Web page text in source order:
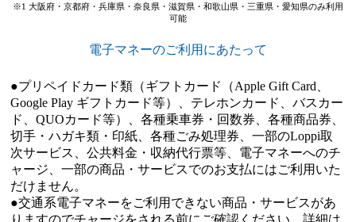
※1 大阪府・京都府・兵庫県・奈良県・滋賀県・和歌山県・三重県・愛知県のみ利用
可能
電子マネーのご利用にあたって
●プリペイドカード類（ギフトカード（Apple Gift Card、
Google Play ギフトカード等）、テレホンカード、バスカー
ド、QUOカード等）、各種乗車券・回数券、各種商品券、
切手・ハガキ類・印紙、各種ごみ処理券、一部のLoppi取
次サービス、公共料金・収納代行票等、電子マネーへのチ
ャージ、一部の商品・サービスでのお支払にはご利用いた
だけません。
●交通系電子マネーをご利用できない商品・サービスがあ
りますのでチャージをされる前にご確認ください。詳細は